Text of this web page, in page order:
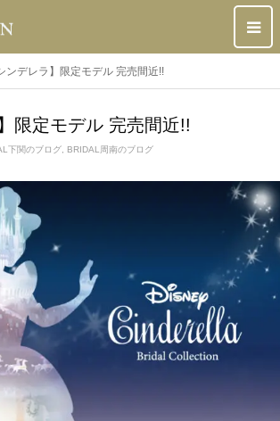
ンデレラ】限定モデル 完売間近!!
限定モデル 完売間近!!
下関のブログ BRIDAL周南のブログ